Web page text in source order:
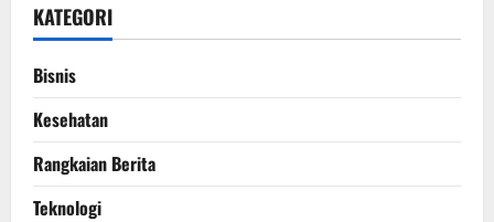
KATEGORI
Bisnis
Kesehatan
Rangkaian Berita
Teknologi